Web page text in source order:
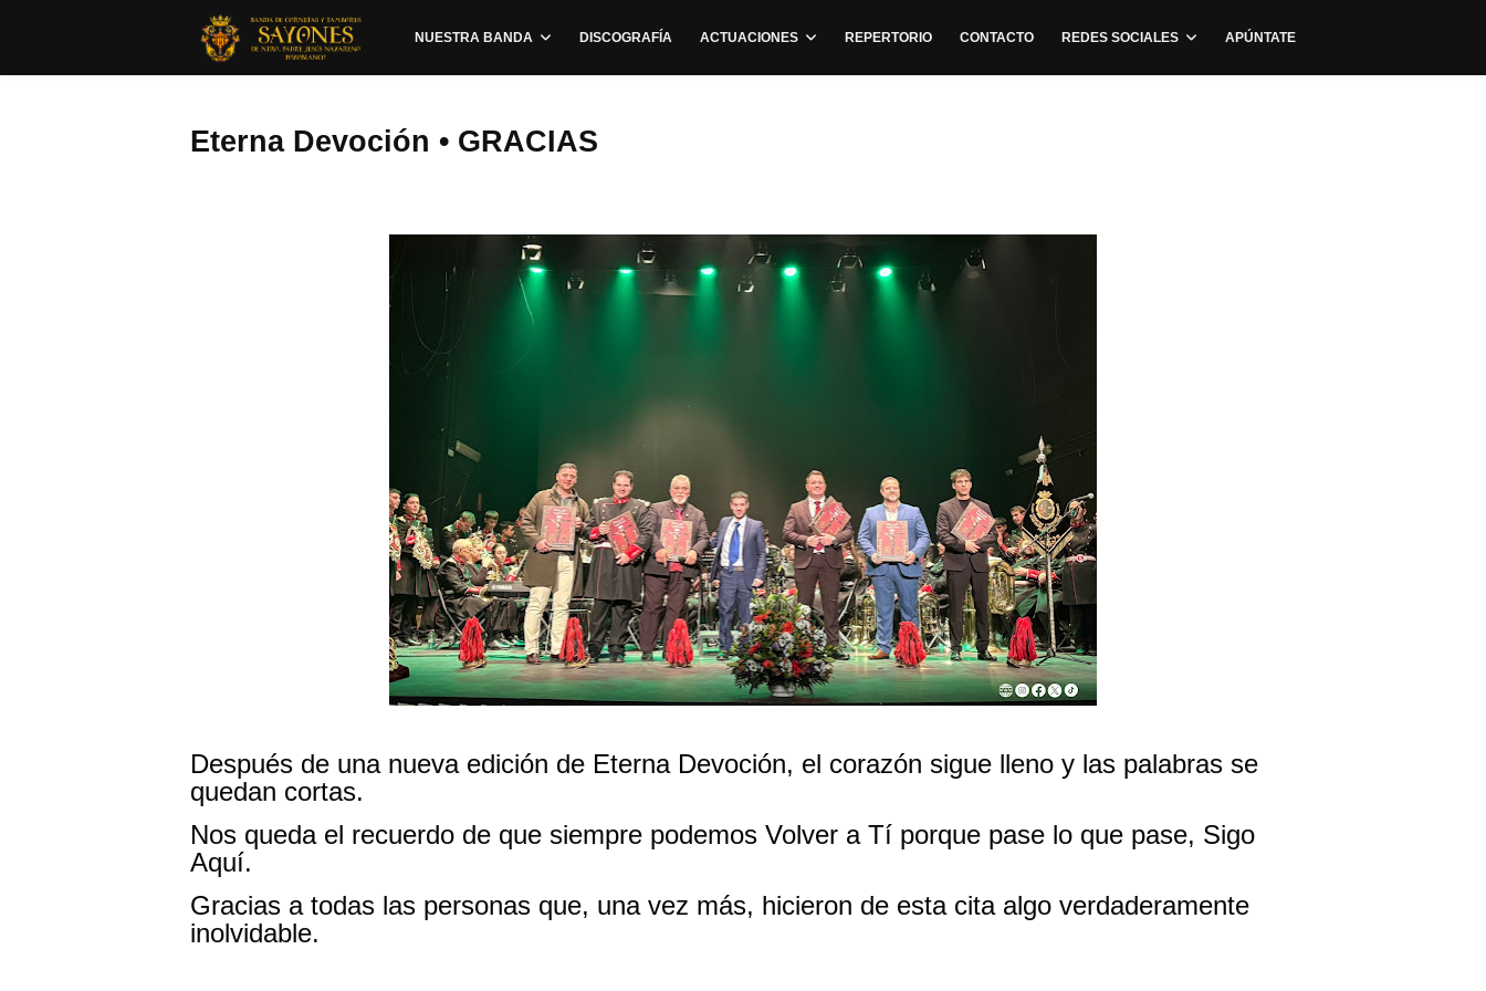
NUESTRA BANDA DISCOGRAFÍA ACTUACIONES REPERTORIO CONTACTO REDES SOCIALES APÚNTATE
Eterna Devoción • GRACIAS
Después de una nueva edición de Eterna Devoción, el corazón sigue lleno y las palabras se
quedan cortas.
Nos queda el recuerdo de que siempre podemos Volver a Tí porque pase lo que pase, Sigo
Aquí.
Gracias a todas las personas que, una vez más, hicieron de esta cita algo verdaderamente
inolvidable.